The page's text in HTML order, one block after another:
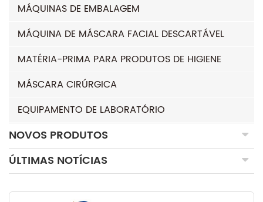
MÁQUINAS DE EMBALAGEM
MÁQUINA DE MÁSCARA FACIAL DESCARTÁVEL
MATÉRIA-PRIMA PARA PRODUTOS DE HIGIENE
MÁSCARA CIRÚRGICA
EQUIPAMENTO DE LABORATÓRIO
NOVOS PRODUTOS
ÚLTIMAS NOTÍCIAS